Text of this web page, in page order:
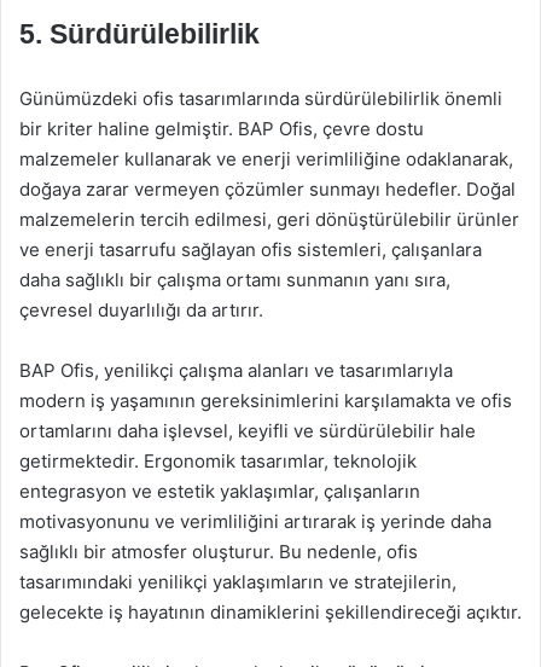
5. Sürdürülebilirlik
Günümüzdeki ofis tasarımlarında sürdürülebilirlik önemli
bir kriter haline gelmiştir. BAP Ofis, çevre dostu
malzemeler kullanarak ve enerji verimliliğine odaklanarak,
doğaya zarar vermeyen çözümler sunmayı hedefler. Doğal
malzemelerin tercih edilmesi, geri dönüştürülebilir ürünler
ve enerji tasarrufu sağlayan ofis sistemleri, çalışanlara
daha sağlıklı bir çalışma ortamı sunmanın yanı sıra,
çevresel duyarlılığı da artırır.
BAP Ofis, yenilikçi çalışma alanları ve tasarımlarıyla
modern iş yaşamının gereksinimlerini karşılamakta ve ofis
ortamlarını daha işlevsel, keyifli ve sürdürülebilir hale
getirmektedir. Ergonomik tasarımlar, teknolojik
entegrasyon ve estetik yaklaşımlar, çalışanların
motivasyonunu ve verimliliğini artırarak iş yerinde daha
sağlıklı bir atmosfer oluşturur. Bu nedenle, ofis
tasarımındaki yenilikçi yaklaşımların ve stratejilerin,
gelecekte iş hayatının dinamiklerini şekillendireceği açıktır.